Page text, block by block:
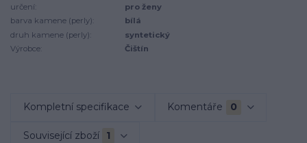
určení:
pro ženy
barva kamene (perly):
bílá
druh kamene (perly):
syntetický
Výrobce:
Čištín
Kompletní specifikace Komentáře 0
Související zboží 1